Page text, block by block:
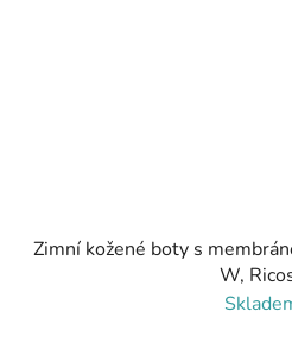
Zimní kožené boty s
W,